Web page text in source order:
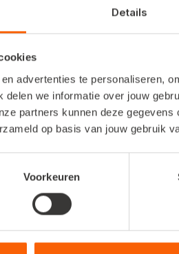
Details
advertenties te personaliseren,
delen we informatie over jouw
partners kunnen deze
op basis van jouw gebruik
Voorkeuren
Veelgestelde
Om wat voor type
Dit is een integratie-
gebruiken voor je online
Hoe activeer ik de